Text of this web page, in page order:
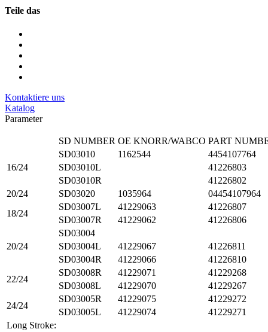
Teile das
Kontaktiere uns
Katalog
Parameter
SD NUMBER OE KNORR/WABCO PART
16/24
SD03010 1162544
4454107764
SD03010L
41226803
SD03010R
41226802
20/24
SD03020 1035964
04454107964
18/24
SD03007L 41229063
41226807
SD03007R
41229062 41226806
20/24
SD03004
SD03004L
41229067
41226811
SD03004R
41229066
41226810
22/24
SD03008R 41229071
41229268
SD03008L
41229070
41229267
24/24
SD03005R 41229075
41229272
SD03005L
41229074
41229271
Long Stroke: